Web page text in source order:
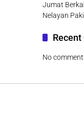
Jumat
Nelayan
No